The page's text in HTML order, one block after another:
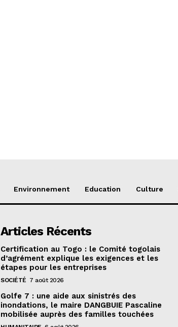
Environnement Education Culture
Articles Récents
Certification au Togo : le Comité togolais
d’agrément explique les exigences et les
étapes pour les entreprises
SOCIÉTÉ 7 août 2026
Golfe 7 : une aide aux sinistrés des
inondations, le maire DANGBUIE Pascaline
mobilisée auprès des familles touchées